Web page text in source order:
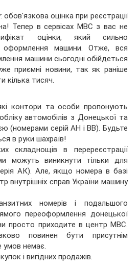
оцінка при реєстрації
Тепер в сервісах МВС з вас не
оцінки, який сильно
оформлення машини. Отже, вся
машини сьогодні обійдеться
приємні новини, так як раніше
кілька тисяч.
контори та особи пропонують
автомобілів з Донецької та
(номерами серій АН і ВВ). Будьте
в руки шахраїв!
складнощів в перереєстрації
можуть виникнути тільки для
АК). Але, якщо номера в базі
внутрішніх справ України машину
номерів і подальшого
переоформлення донецької
просто приходите в центр МВС.
повинен бути присутнім
умов немає.
і вигідних продажів.